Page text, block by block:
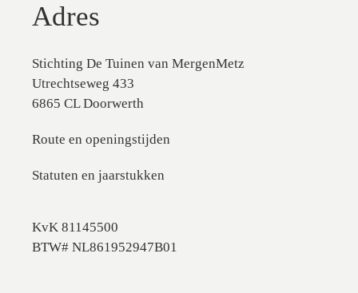
Adres
Stichting De Tuinen van MergenMetz
Utrechtseweg 433
6865 CL Doorwerth
Route en openingstijden
Statuten en jaarstukken
KvK 81145500
BTW# NL861952947B01